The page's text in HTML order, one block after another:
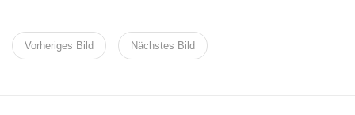
Vorheriges Bild Nächstes Bild